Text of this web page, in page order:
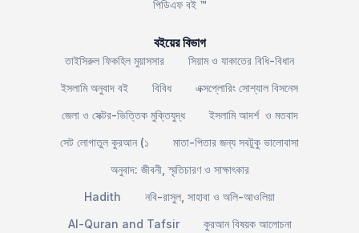
পিডিএফ বই ™
বইয়ের বিভাগ
তাইসিরুল ফিকহিল মুয়াসসার
সিয়াম ও যাকাতের বিধি-বিধান
ইসলামি অনুবাদ বই
বিবিধ
এক্সপ্লোরিং সোশ্যাল বিসনেস
জেলা ও সেক্টর-ভিত্তিক মুক্তিযুদ্ধ
ইসলামি আদর্শ ও মতবাদ
সেট লোগাতুল কুরআন (১
মাতা-পিতার জন্য সবটুকু ভালোবাসা
অনুবাদ: জীবনী, স্মৃতিচারণ ও সাক্ষাৎকার
Hadith
নবি-রাসুল, সাহাবা ও অলি-আওলিয়া
Al-Quran and Tafsir
কুরআন বিষয়ক আলোচনা